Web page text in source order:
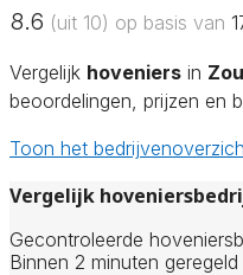
8.6 (uit 10) op basis van
Vergelijk hoveniers in
beoordelingen, prijzen en
Toon het
Vergelijk
Gecontroleerde
Binnen 2 minuten geregeld